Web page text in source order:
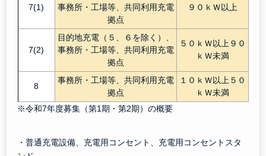
7(1)
事務所・工場等、共同利用充電
拠点
９０ｋＷ以上
7(2)
目的地充電（５、６を除く）、
事務所・工場等、共同利用充電
拠点
５０ｋＷ以上９０
ｋＷ未満
8
事務所・工場等、共同利用充電
拠点
１０ｋＷ以上５０
ｋＷ未満
※令和7年度募集（第1期・第2期）の概要
・普通充電設備、充電用コンセント、充電用コンセントスタ